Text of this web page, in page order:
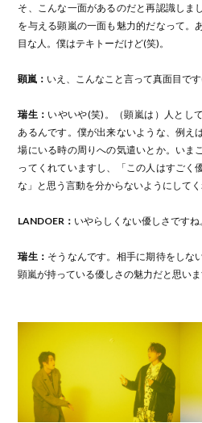
そ、こんな一面があるのだと再認識しま
を与える顕嵐の一面も魅力的だなって。
目な人。僕はテキトーだけど(笑)。
顕嵐： いえ、こんなこと言って真面目です(
瑞生： いやいや(笑)。（顕嵐は）人とし
あるんです。僕が出来ないような、例え
場にいる時の周りへの気遣いとか。いま
ってくれていますし、「この人はすごく
な」と思う言動を分からないようにしてく
LANDOER： いやらしくない優しさですね
瑞生： そうなんです。相手に期待をしな
顕嵐が持っている優しさの魅力だと思いま